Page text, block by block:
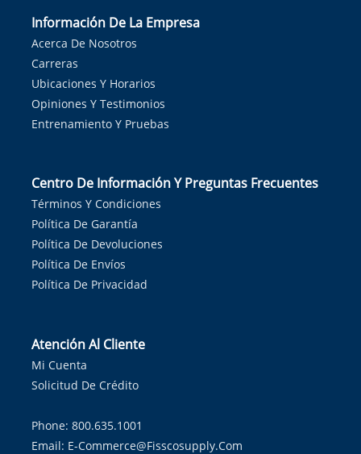
Información De La Empresa
Acerca De Nosotros
Carreras
Ubicaciones Y Horarios
Opiniones Y Testimonios
Entrenamiento Y Pruebas
Centro De Información Y Preguntas Frecuentes
Términos Y Condiciones
Política De Garantía
Política De Devoluciones
Política De Envíos
Política De Privacidad
Atención Al Cliente
Mi Cuenta
Solicitud De Crédito
Phone: 800.635.1001
Email: E-Commerce@fisscosupply.com